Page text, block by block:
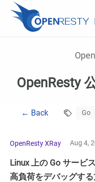
OpenResty Edge
ドキュメント
OpenResty XRay を
OpenResty
← Back Go
OpenResty XRay Aug 4,
Linux 上の Go サービ
高負荷をデバッグす